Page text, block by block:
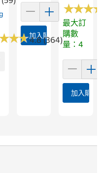
★★
★★4.8 (364)
加入購物車
★★★
★★★
最大訂
購數
量：4
加入購物